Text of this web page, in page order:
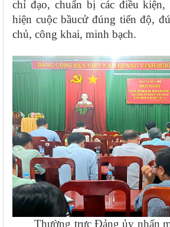
chỉ đạo, chuẩn bị các điều kiện,
hiện cuộc bầucử đúng tiến độ,
chủ, công khai, minh bạch.
Thường trực Đảng ủy nhấn